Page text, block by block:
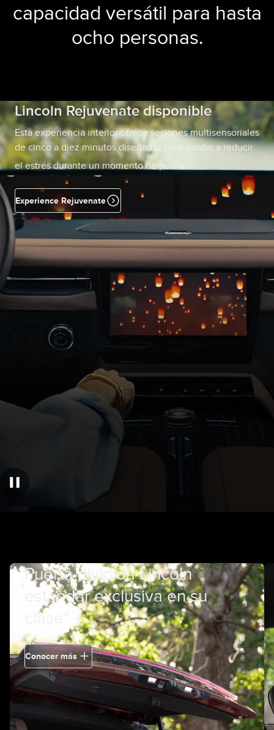
capacidad versátil para hasta
ocho personas.
Lincoln Rejuvenate disponible
Esta experiencia interior ofrece sesiones multisensoriales
de cinco a diez minutos diseñadas para ayudar a reducir
el estrés durante un momento de pausa.*
Experience Rejuvenate
Puerta dividida Lincoln
estándar exclusiva en su
clase*
Conocer más